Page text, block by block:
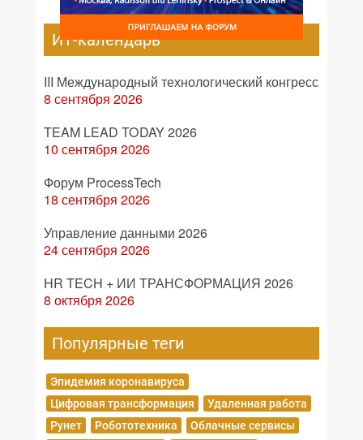
ИТ-календарь
III Международный технологический конгресс
8 сентября 2026
TEAM LEAD TODAY 2026
10 сентября 2026
Форум ProcessTech
18 сентября 2026
Управление данными 2026
24 сентября 2026
HR TECH + ИИ ТРАНСФОРМАЦИЯ 2026
8 октября 2026
Популярные теги
Эпидемия коронавируса
Цифровая трансформация
Удаленная работа
Рунет
Робототехника
Облачные сервисы